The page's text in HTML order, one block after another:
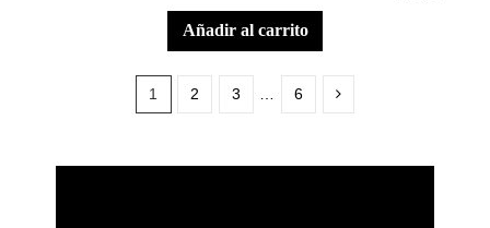
añadir al carrito
1 2 3 6